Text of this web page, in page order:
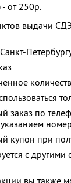
- от 250р.
выдачи
заказ по
купон при
с
вы также